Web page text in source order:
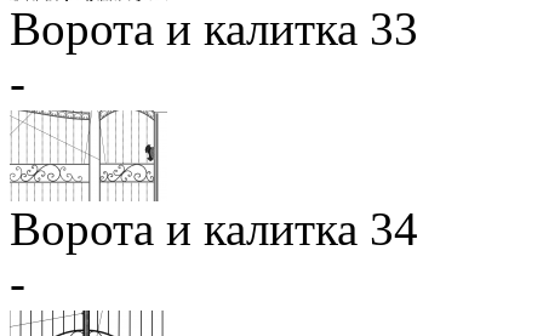
Ворота и калитка 33
-
Ворота и калитка 34
-